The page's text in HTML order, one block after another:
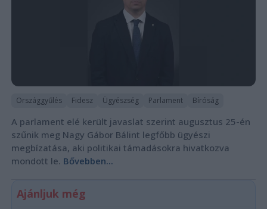
Országgyűlés Fidesz Ügyészség Parlament Bíróság
A parlament elé került javaslat szerint augusztus 25-én
szűnik meg Nagy Gábor Bálint legfőbb ügyészi
megbízatása, aki politikai támadásokra hivatkozva
mondott le. Bővebben...
Ajánljuk még